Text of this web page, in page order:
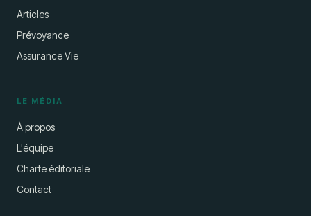
Articles
Prévoyance
Assurance Vie
LE MÉDIA
À propos
L'équipe
Charte éditoriale
Contact